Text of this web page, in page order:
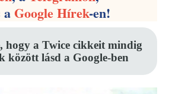
aGoogle Hírek-en!
hogy a Twice cikkeit mindig
között lásd a Google-ben